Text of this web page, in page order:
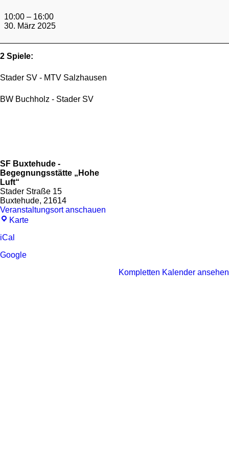
5.Spieltag
Landesklasse
Nord
10:00 – 16:00
30. März 2025
2 Spiele:
Stader SV - MTV Salzhausen
BW Buchholz - Stader SV
SF Buxtehude -
Begegnungsstätte „Hohe
Luft“
Stader Straße 15
Buxtehude, 21614
Veranstaltungsort anschauen
KarteSF
iCal
Google
Kompletten Kalender ansehen